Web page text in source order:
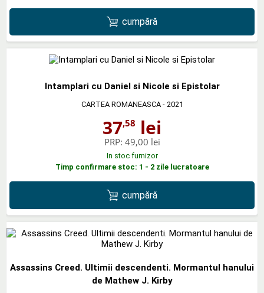
cumpără
Intamplari cu Daniel si Nicole si Epistolar
CARTEA ROMANEASCA- 2021
37,58 lei
PRP: 49,00 lei
In stoc furnizor
Timp confirmare stoc: 1 - 2 zile lucratoare
cumpără
Assassins Creed. Ultimii descendenti. Mormantul hanului
de Mathew J. Kirby